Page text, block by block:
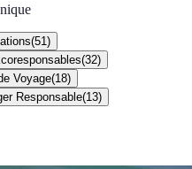
(51 )
(32)
Voyage(18)
Responsable(13)